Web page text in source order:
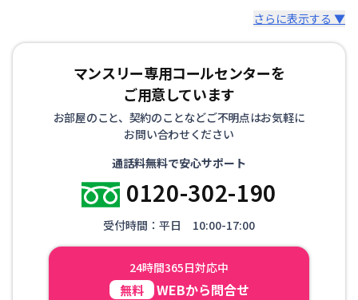
さらに表示する ▼
マンスリー専用コールセンターを
ご用意しています
お部屋のこと、契約のことなどご不明点はお気軽に
お問い合わせください
通話料無料で安心サポート
0120-302-190
受付時間：平日 10:00-17:00
24時間365日対応中
無料 WEBから問合せ